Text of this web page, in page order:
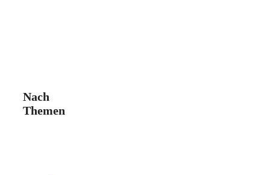
Nach
Themen